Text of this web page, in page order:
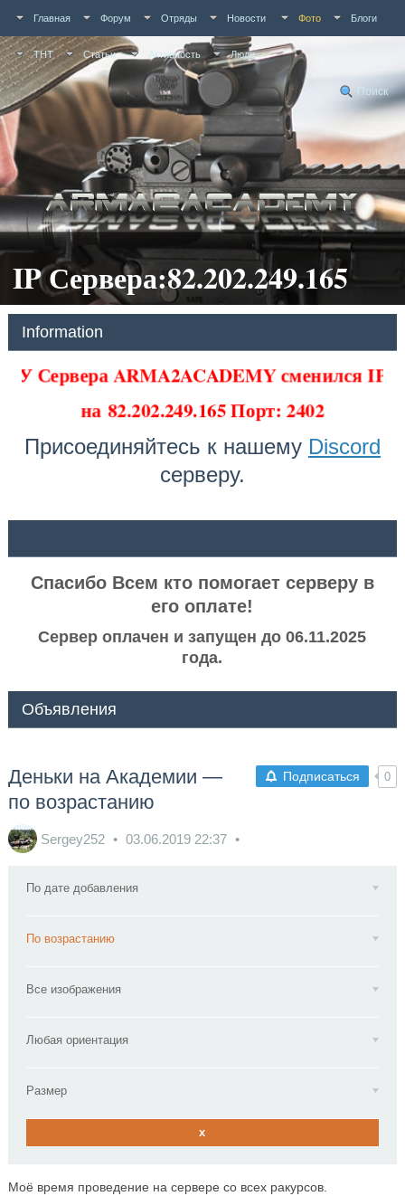
Главная Форум Отряды Новости Фото Блоги
ТНТ Статьи Активность Люди
Поиск
IP Сервера:82.202.249.165
Information
У Сервера ARMA2ACADEMY сменился IP
на82.202.249.165 Порт: 2402
Присоединяйтесь к нашему Discord
серверу.
Спасибо Всем кто помогает серверу в
его оплате!
Сервер оплачен и запущен до 06.11.2025
года.
Объявления
Подписаться 0
Деньки на Академии —
по возрастанию
Sergey252 03.06.2019 22:37
По дате добавления
По возрастанию
Все изображения
Любая ориентация
Размер
x
Моё время проведение на сервере со всех ракурсов.